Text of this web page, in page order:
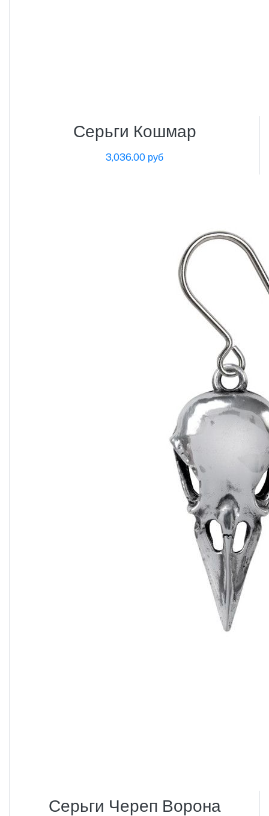
Серьги Кошмар
3,036.00 руб
Серьги Череп Ворона